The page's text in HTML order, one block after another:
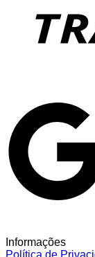
Informações
Política de